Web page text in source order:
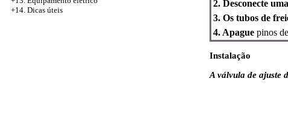
+14. Dicas úteis
2. Desconecte
3. Os tubos de
4. Apague pinos
Instalação
A válvula de ajuste